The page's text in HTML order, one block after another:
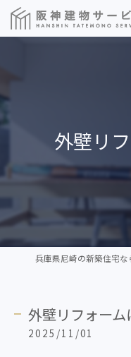
外壁リ
外壁リフォーム
2025/11/01